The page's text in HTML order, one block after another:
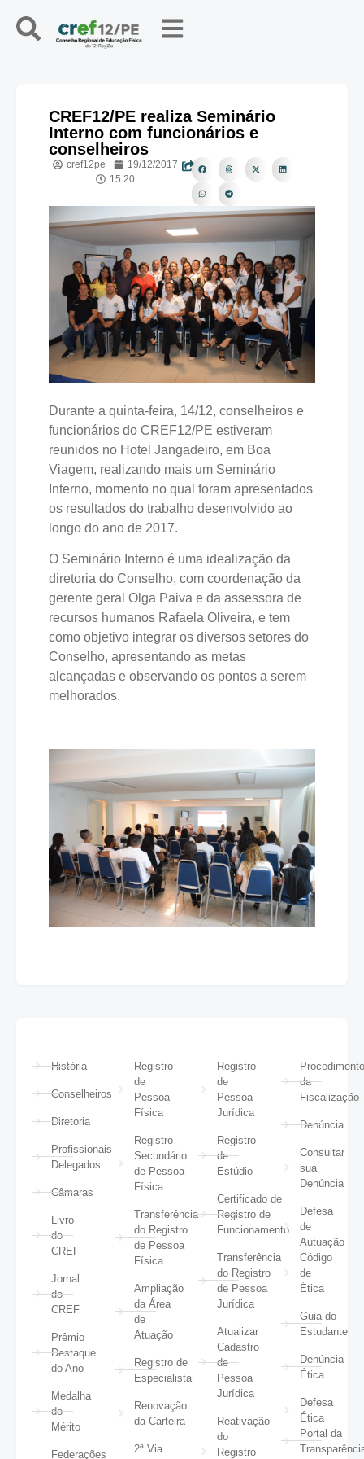
CREF12/PE realiza Seminário
Interno com funcionários e
conselheiros
cref12pe
19/12/2017
15:20
Durante a quinta-feira, 14/12, conselheiros e
funcionários do CREF12/PE estiveram
reunidos no Hotel Jangadeiro, em Boa
Viagem, realizando mais um Seminário
Interno, momento no qual foram apresentados
os resultados do trabalho desenvolvido ao
longo do ano de 2017.
O Seminário Interno é uma idealização da
diretoria do Conselho, com coordenação da
gerente geral Olga Paiva e da assessora de
recursos humanos Rafaela Oliveira, e tem
como objetivo integrar os diversos setores do
Conselho, apresentando as metas
alcançadas e observando os pontos a serem
melhorados.
História
Conselheiros
Diretoria
Profissionais
Delegados
Câmaras
Livro
do
CREF
Jornal
do
CREF
Prêmio
Destaque
do Ano
Medalha
do
Mérito
Federações
Registro
de
Pessoa
Física
Registro
Secundário
de Pessoa
Física
Transferência
do Registro
de Pessoa
Física
Ampliação
da Área
de
Atuação
Registro de
Especialista
Renovação
da Carteira
2ª Via
Registro
de
Pessoa
Jurídica
Registro
de
Estúdio
Certificado de
Registro de
Funcionamento
Transferência
do Registro
de Pessoa
Jurídica
Atualizar
Cadastro
de
Pessoa
Jurídica
Reativação
do
Registro
da
Fiscalização
Denúncia
Consultar
sua
Denúncia
Defesa
de
Autuação
Código
de
Ética
Guia do
Estudante
Denúncia
Ética
Defesa
Ética
Portal da